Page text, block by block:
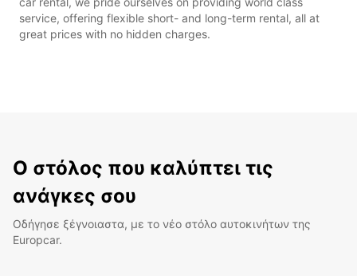
service, offering flexible short- and long-term rental, all at
great prices with no hidden charges.
Ο στόλος που καλύπτει τις
ανάγκες σου
Οδήγησε ξέγνοιαστα, με το νέο στόλο αυτοκινήτων της
Europcar.